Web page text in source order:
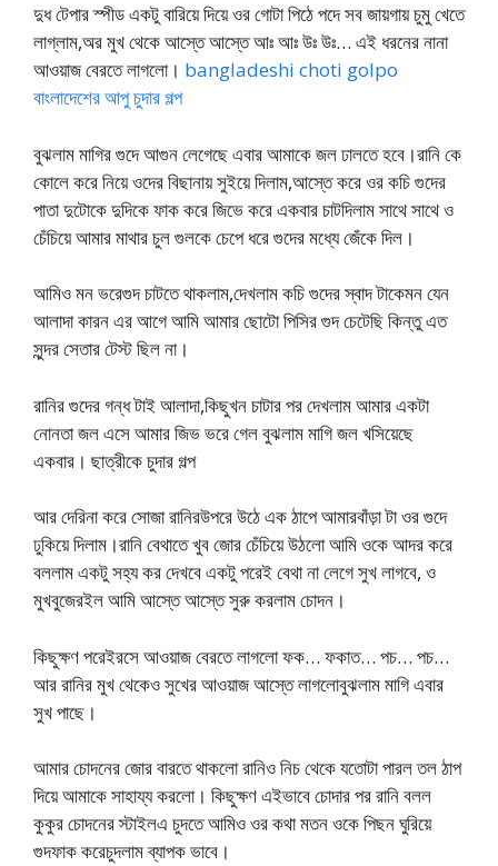
দুধ টেপার স্পীড একটু বারিয়ে দিয়ে ওর গোটা পিঠে পদে সব জায়গায় চুমু খেতে
লাগ্লাম,অর মুখ থেকে আস্তে আস্তে আঃ আঃ উঃ উঃ… এই ধরনের নানা
আওয়াজ বেরতে লাগলো। bangladeshi choti golpo
বাংলাদেশের আপু চুদার গল্প
বুঝলাম মাগির গুদে আগুন লেগেছে এবার আমাকে জল ঢালতে হবে।রানি কে
কোলে করে নিয়ে ওদের বিছানায় সুইয়ে দিলাম,আস্তে করে ওর কচি গুদের
পাতা দুটোকে দুদিকে ফাক করে জিভে করে একবার চাটদিলাম সাথে সাথে ও
চেঁচিয়ে আমার মাথার চুল গুলকে চেপে ধরে গুদের মধ্যে জেঁকে দিল।
আমিও মন ভরেগুদ চাটতে থাকলাম,দেখলাম কচি গুদের স্বাদ টাকেমন যেন
আলাদা কারন এর আগে আমি আমার ছোটো পিসির গুদ চেটেছি কিন্তু এত
সুন্দর সেতার টেস্ট ছিল না।
রানির গুদের গন্ধ টাই আলাদা,কিছুখন চাটার পর দেখলাম আমার একটা
নোনতা জল এসে আমার জিভ ভরে গেল বুঝলাম মাগি জল খসিয়েছে
একবার। ছাত্রীকে চুদার গল্প
আর দেরিনা করে সোজা রানিরউপরে উঠে এক ঠাপে আমারবাঁড়া টা ওর গুদে
ঢুকিয়ে দিলাম।রানি বেথাতে খুব জোর চেঁচিয়ে উঠলো আমি ওকে আদর করে
বললাম একটু সহ্য কর দেখবে একটু পরেই বেথা না লেগে সুখ লাগবে, ও
মুখবুজেরইল আমি আস্তে আস্তে সুরু করলাম চোদন।
কিছুক্ষণ পরেইরসে আওয়াজ বেরতে লাগলো ফক… ফকাত… পচ… পচ…
আর রানির মুখ থেকেও সুখের আওয়াজ আস্তে লাগলোবুঝলাম মাগি এবার
সুখ পাছে।
আমার চোদনের জোর বারতে থাকলো রানিও নিচ থেকে যতোটা পারল তল ঠাপ
দিয়ে আমাকে সাহায্য করলো। কিছুক্ষণ এইভাবে চোদার পর রানি বলল
কুকুর চোদনের স্টাইলএ চুদতে আমিও ওর কথা মতন ওকে পিছন ঘুরিয়ে
গুদফাক করেচুদলাম ব্যাপক ভাবে।